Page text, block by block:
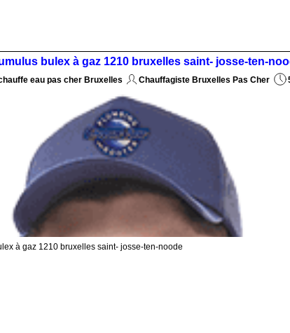
bulex à gaz 1210 bruxelles saint- josse-ten-
eau pas cher Bruxelles Chauffagiste Bruxelles Pas Cher
à gaz 1210 bruxelles saint- josse-ten-noode